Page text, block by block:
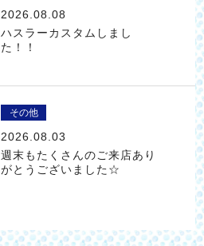
2026.08.08
ハスラーカスタムしまし
た！！
その他
2026.08.03
週末もたくさんのご来店あり
がとうございました☆